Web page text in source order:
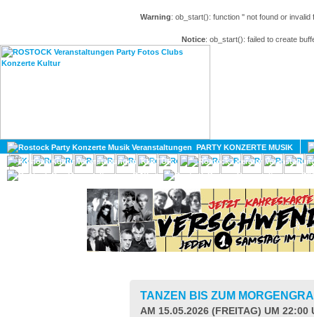
Warning: ob_start(): function '' not found or
Notice: ob_start(): failed to create
PARTY KONZERTE MUSIK
KULTUR
GAY
TANZEN BIS ZUM
AM 15.05.2026 (FREITAG) UM 22:00